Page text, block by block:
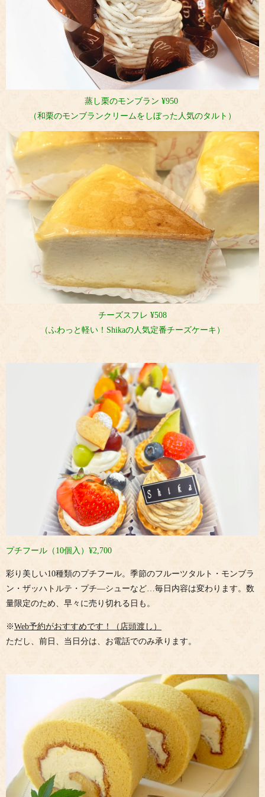
蒸し栗のモンブラン ¥950
（和栗のモンブランクリームをしぼった人気のタルト）
チーズスフレ ¥508
（ふわっと軽い！Shikaの人気定番チーズケーキ）
プチフール（10個入）¥2,700
彩り美しい10種類のプチフール。季節のフルーツタルト・モンブラ
ン・ザッハトルテ・プチ―シューなど…毎日内容は変わります。数
量限定のため、早々に売り切れる日も。
※Web予約がおすすめです！（店頭渡し）
ただし、前日、当日分は、お電話でのみ承ります。